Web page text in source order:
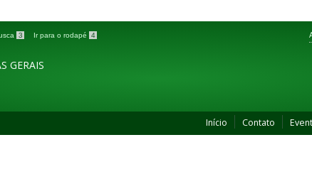
3 Ir para o rodapé 4
GERAIS
Início Contato